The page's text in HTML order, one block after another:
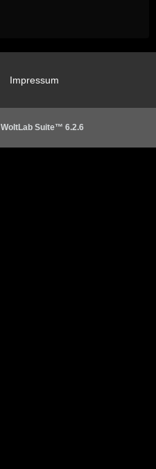
Impressum
WoltLab Suite™ 6.2.6